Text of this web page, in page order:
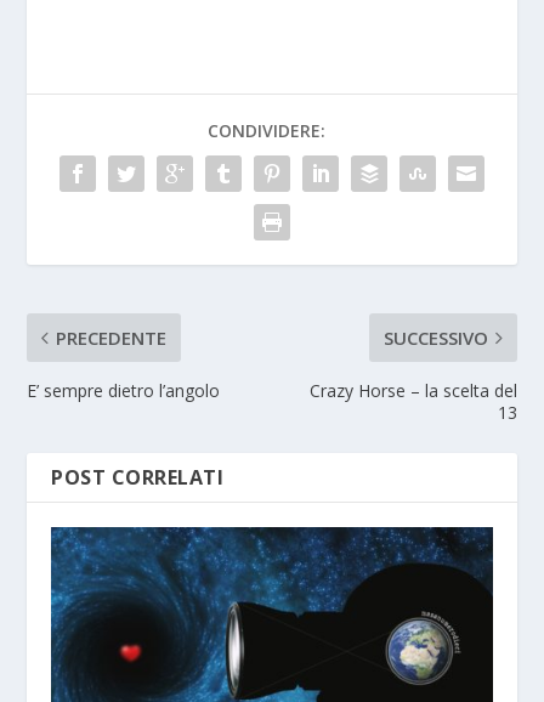
CONDIVIDERE:
PRECEDENTE
E’ sempre dietro l’angolo
SUCCESSIVO
Crazy Horse – la scelta del
13
POST CORRELATI